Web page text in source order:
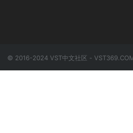
© 2016-2024 VST中文社区 -